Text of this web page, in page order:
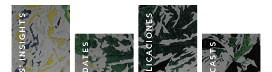
CS' INSIGHTS PUBLICACIONES